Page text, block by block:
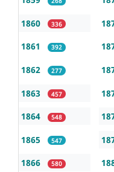
1860 336
1861 392
1862 277
1863 457
1864 548
1865 547
1866 580